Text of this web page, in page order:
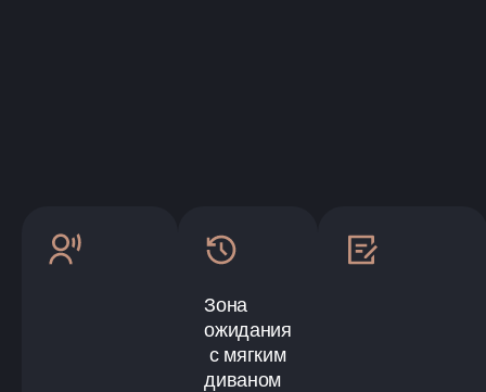
Зона
ожидания
с мягким
диваном